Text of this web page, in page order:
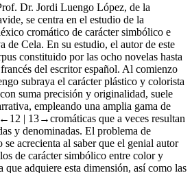
Dr. Jordi Luengo López, de la
se centra en el estudio de la
cromático de carácter simbólico e
de Cela. En su estudio, el autor de este
constituido por las ocho novelas hasta
del escritor español. Al comienzo
subraya el carácter plástico y colorista
suma precisión y originalidad, suele
empleando una amplia gama de
←12 | 13→cromáticas que a veces resultan
y denominadas. El problema de
se acrecienta al saber que el genial autor
de carácter simbólico entre color y
adquiere esta dimensión, así como las